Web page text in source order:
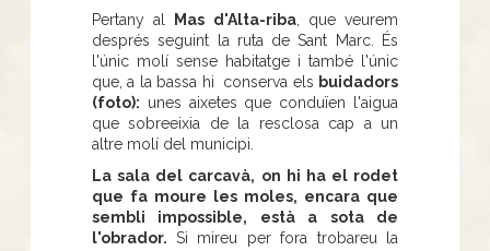
Pertany al
Mas d'Alta-riba, que veurem
després seguint la ruta de Sant Marc. És
l'únic molí sense habitatge i també l'únic
que, a la bassa hi conserva els buidadors
(foto): unes aixetes que conduïen l'aigua
que sobreeixia de la resclosa cap a un
altre molí del municipi.
La sala del carcavà, on hi ha el rodet
que fa moure les moles, encara que
sembli impossible, està a sota de
l'obrador. Si mireu per fora trobareu la